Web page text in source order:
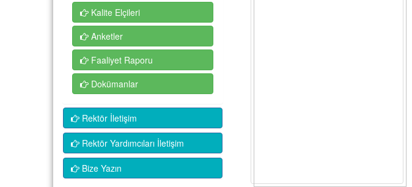
Kalite Elçileri
Anketler
Faaliyet Raporu
Dokümanlar
Rektör İletişim
Rektör Yardımcıları İletişim
Bize Yazın